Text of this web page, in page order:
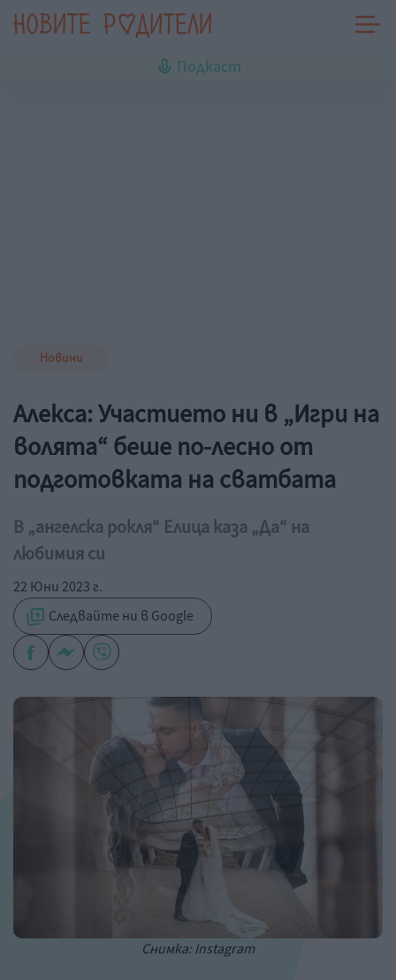
Подкаст
Новини
Алекса: Участието ни в „Игри на
волята“ беше по-лесно от
подготовката на сватбата
В „ангелска рокля“ Елица каза „Да“ на
любимия си
22 Юни 2023 г.
Следвайте ни в Google
Снимка: Instagram